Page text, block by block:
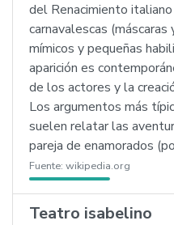
del Renacimiento
carnavalescas
mímicos y pequeñas
aparición es
de los actores y la
Los argumentos más
suelen relatar las
pareja de enamorados
Fuente: wikipedia.org
Teatro isabelino